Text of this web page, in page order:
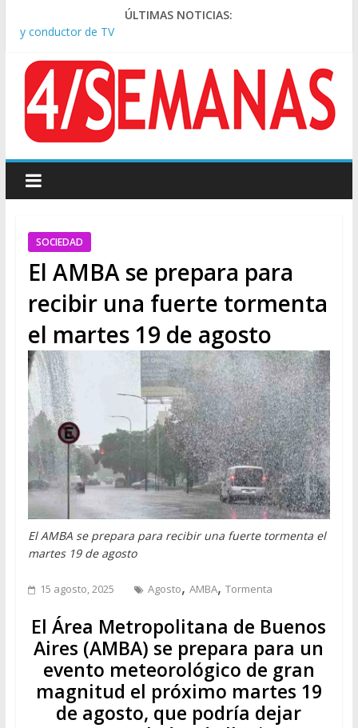
ÚLTIMAS NOTICIAS:
Pesar por la muerte de Leandro Rud, histórico representante
y conductor de TV
apuntó: “Vino un poco endiablada”
Causa AFA: el juez Amarante calificó de “ficción judicial” el
traslado del expediente a Campana
A pocas cuadras de La Bombonera chocaron un tren y un
colectivo: siete heridos
sindicatos y organizaciones sociales
SOCIEDAD
El AMBA se prepara para
recibir una fuerte tormenta
el martes 19 de agosto
El AMBA se prepara para recibir una fuerte tormenta el
martes 19 de agosto
15 agosto, 2025 Agosto, AMBA, Tormenta
El Área Metropolitana de Buenos
Aires (AMBA) se prepara para un
evento meteorológico de gran
magnitud el próximo martes 19
de agosto, que podría dejar